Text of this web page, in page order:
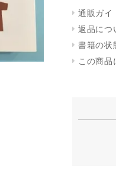
通販ガイ
返品につ
書籍の状
この商